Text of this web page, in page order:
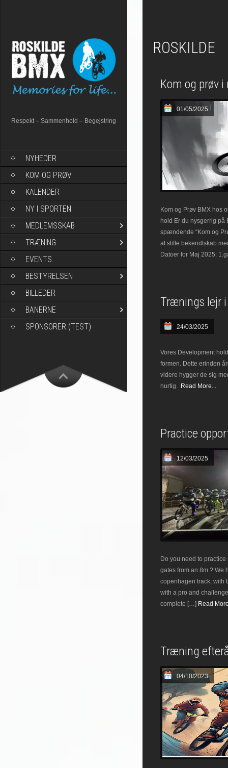
Respekt – Sammenhold – Begejstring
NYHEDER
KOM OG PRØV
KALENDER
NY I SPORTEN
MEDLEMSSKAB
TRÆNING
EVENTS
BESTYRELSEN
BILLEDER
BANERNE
SPONSORER (TEST)
ROSKILDE
Kom og prøv i
01/05/2025
Kom og Prøv BMX hos
hold Er du nysgerrig på
spændende “Kom og
at stifte bekendtskab
Datoer for Maj 2025:
Trænings lejr i
24/03/2025
Vores Development
formen. Dette erinden
videre hygger de sig
hurtig. Read More...
Practice
12/03/2025
Do you need to
gates from an 8m ? We
copenhagen track, with
with a pro and
complete […] Read
Træning
04/10/2023